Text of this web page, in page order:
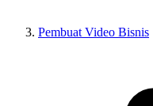
Pembuat Video Bisnis